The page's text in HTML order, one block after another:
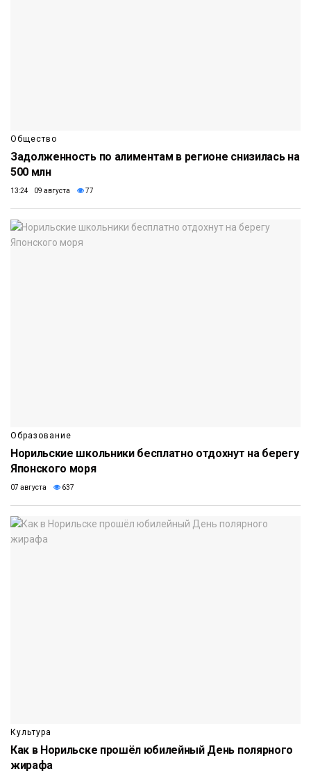
Общество
Задолженность по алиментам в регионе снизилась на
500 млн
13:24 09 августа 77
Образование
Норильские школьники бесплатно отдохнут на берегу
Японского моря
07 августа 637
Культура
Как в Норильске прошёл юбилейный День полярного
жирафа